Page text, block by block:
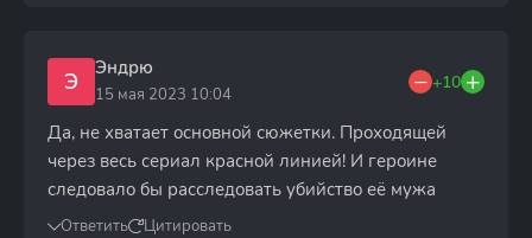
Э Эндрю
15 мая 2023 10:04
+10
Да, не хватает основной сюжетки. Проходящей
через весь сериал красной линией! И героине
следовало бы расследовать убийство её мужа
Ответить Цитировать